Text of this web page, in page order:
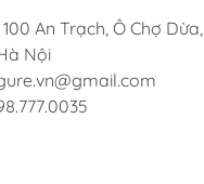
An Trạch, Ô Chợ Dừa,
Nội